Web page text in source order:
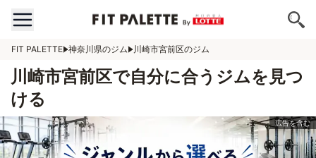
FIT PALETTE 神奈川県のジム 川崎市宮前区のジム
川崎市宮前区で自分に合うジムを見つ
ける